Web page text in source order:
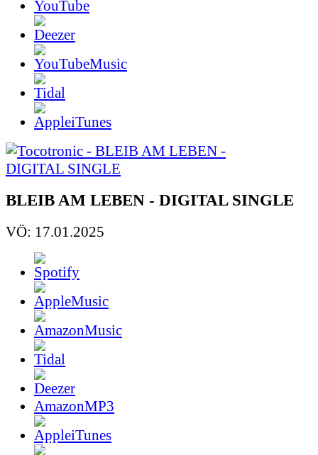
YouTube
BLEIB AM LEBEN - DIGITAL SINGLE
VÖ: 17.01.2025
AmazonMP3